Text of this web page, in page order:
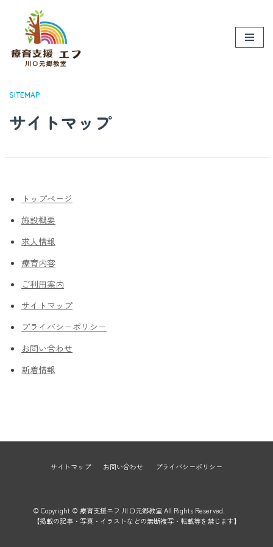
ン
ツ
ス
SITEMAP
サイトマップ
トップページ
施設概要
求人情報
療育内容
ご利用案内
サイトマップ
プライバシーポリシー
お問い合わせ
新着情報
サイトマップ お問い合わせ プライバシーポリシー
© Copyright © 療育支援エフ 川口元郷教室 All Rights Reserved.
【掲載の記事・写真・イラストなどの無断複写・転載等を禁じます】